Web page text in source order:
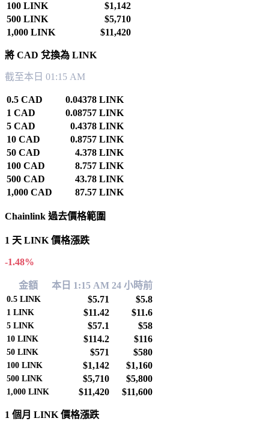
100 LINK
$1,142
500 LINK
$5,710
1,000 LINK
$11,420
將 CAD 兌換為 LINK
截至本日 01:15 AM
0.5 CAD
0.04378 LINK
1 CAD
0.08757 LINK
5 CAD
0.4378 LINK
10 CAD
0.8757 LINK
50 CAD
4.378 LINK
100 CAD
8.757 LINK
500 CAD
43.78 LINK
1,000 CAD
87.57 LINK
Chainlink 過去價格範圍
1 天 LINK 價格漲跌
-1.48%
金額 本日 1:15 AM 24 小時前
0.5 LINK $5.71 $5.8
1 LINK $11.42 $11.6
5 LINK $57.1 $58
10 LINK $114.2 $116
50 LINK $571 $580
100 LINK $1,142 $1,160
500 LINK $5,710 $5,800
1,000 LINK $11,420 $11,600
1 個月 LINK 價格漲跌